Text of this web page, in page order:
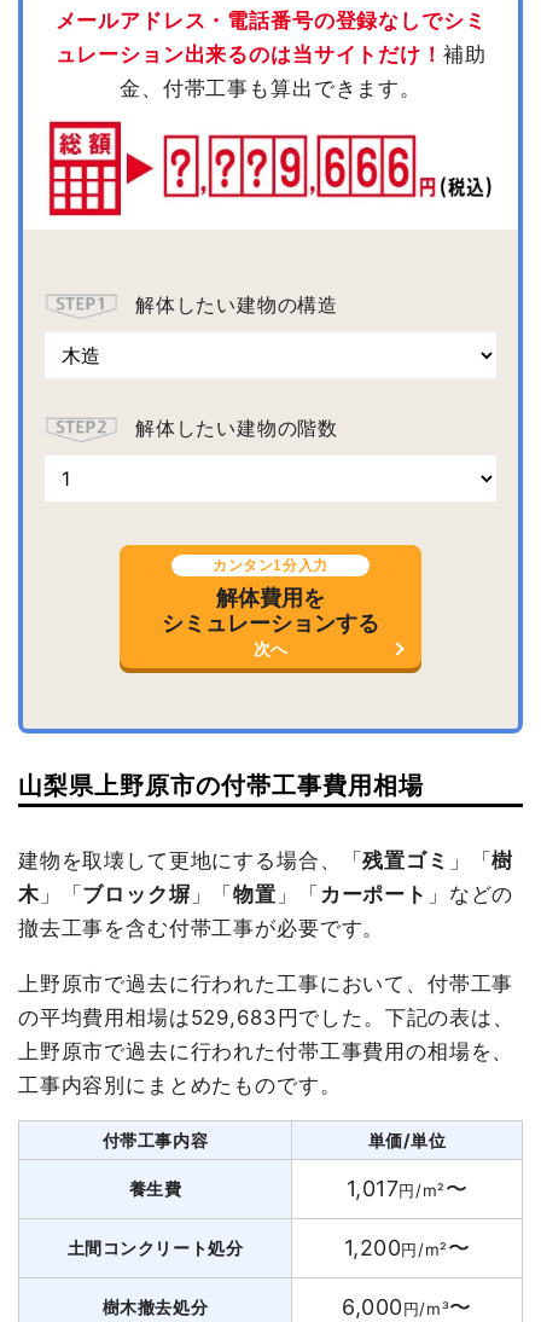
メールアドレス・電話番号の登録なしでシミ
ュレーション出来るのは当サイトだけ！ 補助
金、付帯工事も算出できます。
解体したい建物の構造
解体したい建物の階数
カンタン1分入力
解体費用を
シミュレーションする
次へ
山梨県上野原市の付帯工事費用相場
建物を取壊して更地にする場合、「残置ゴミ 」「樹
木」「 ブロック塀 」「物置 」「 カーポート 」などの
撤去工事を含む付帯工事が必要です。
上野原市で過去に行われた工事において、付帯工事
の平均費用相場は529,683円でした。下記の表は、
上野原市で過去に行われた付帯工事費用の相場を、
工事内容別にまとめたものです。
付帯工事内容 単価/単位
養生費 1,017円/m²〜
土間コンクリート処分 1,200円/m²〜
樹木撤去処分 6,000円/m³〜